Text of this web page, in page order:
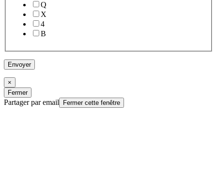
Q
X
4
B
Envoyer
×
Fermer
Partager par email Fermer cette fenêtre